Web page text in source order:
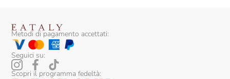
Metodi di pagamento accettati:
Seguici su:
Scopri il programma fedeltà: